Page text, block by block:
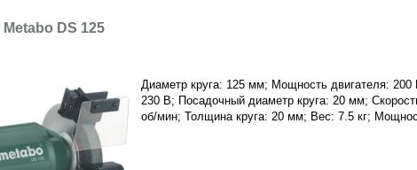
DS 125
Диаметр круга: 125 мм; Мощность двигателя: 200
230 В; Посадочный диаметр круга: 20 мм;
об/мин; Толщина круга: 20 мм; Вес: 7.5 кг;